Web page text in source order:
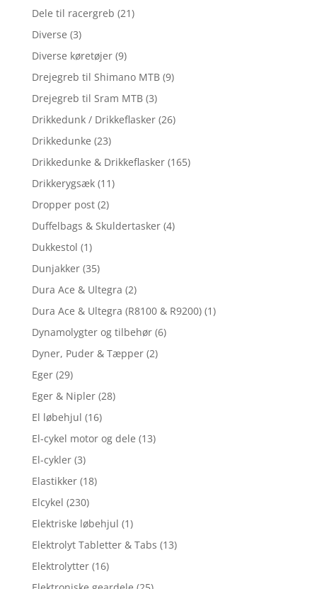
Dele til racergreb (21)
Diverse (3)
Diverse køretøjer (9)
Drejegreb til Shimano MTB (9)
Drejegreb til Sram MTB (3)
Drikkedunk / Drikkeflasker (26)
Drikkedunke (23)
Drikkedunke & Drikkeflasker (165)
Drikkerygsæk (11)
Dropper post (2)
Duffelbags & Skuldertasker (4)
Dukkestol (1)
Dunjakker (35)
Dura Ace & Ultegra (2)
Dura Ace & Ultegra (R8100 & R9200) (1)
Dynamolygter og tilbehør (6)
Dyner, Puder & Tæpper (2)
Eger (29)
Eger & Nipler (28)
El løbehjul (16)
El-cykel motor og dele (13)
El-cykler (3)
Elastikker (18)
Elcykel (230)
Elektriske løbehjul (1)
Elektrolyt Tabletter & Tabs (13)
Elektrolytter (16)